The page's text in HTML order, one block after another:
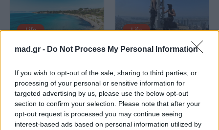
mad.gr - Do Not Process My Personal Information
If you wish to opt-out of the sale, sharing to third parties, or
processing of your personal or sensitive information for
targeted advertising by us, please use the below opt-out
section to confirm your selection. Please note that after your
opt-out request is processed you may continue seeing
interest-based ads based on personal information utilized by
Life
Καλοκαίρι στην Αττική
παραλίες έχουν
χαρακτηριστεί
ακατάλληλες
04.07.2026
Life
που έχουμε δει ποτέ –
Το ζευγάρι που
σκαρφάλωσε στο
Empire State Building
02.07.2026